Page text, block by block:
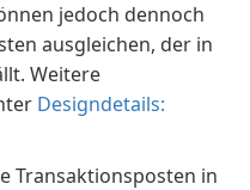
jedoch dennoch
ausgleichen, der in
Weitere
Designdetails:
Transaktionsposten in